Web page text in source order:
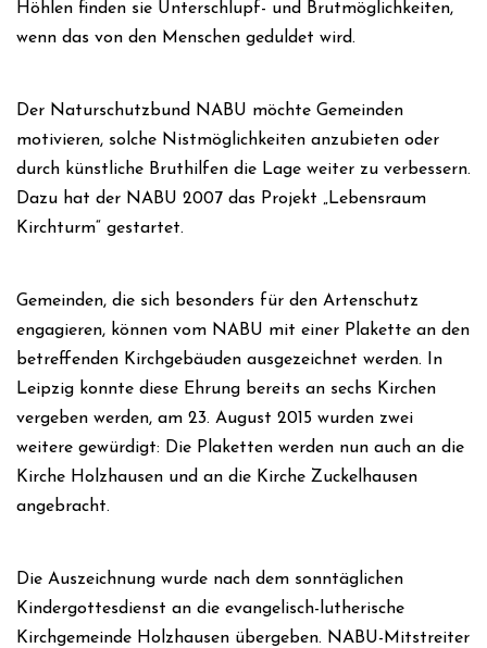
Höhlen finden sie Unterschlupf- und Brutmöglichkeiten,
wenn das von den Menschen geduldet wird.
Der Naturschutzbund NABU möchte Gemeinden
motivieren, solche Nistmöglichkeiten anzubieten oder
durch künstliche Bruthilfen die Lage weiter zu verbessern.
Dazu hat der NABU 2007 das Projekt „Lebensraum
Kirchturm“ gestartet.
Gemeinden, die sich besonders für den Artenschutz
engagieren, können vom NABU mit einer Plakette an den
betreffenden Kirchgebäuden ausgezeichnet werden. In
Leipzig konnte diese Ehrung bereits an sechs Kirchen
vergeben werden, am 23. August 2015 wurden zwei
weitere gewürdigt: Die Plaketten werden nun auch an die
Kirche Holzhausen und an die Kirche Zuckelhausen
angebracht.
Die Auszeichnung wurde nach dem sonntäglichen
Kindergottesdienst an die evangelisch-lutherische
Kirchgemeinde Holzhausen übergeben. NABU-Mitstreiter